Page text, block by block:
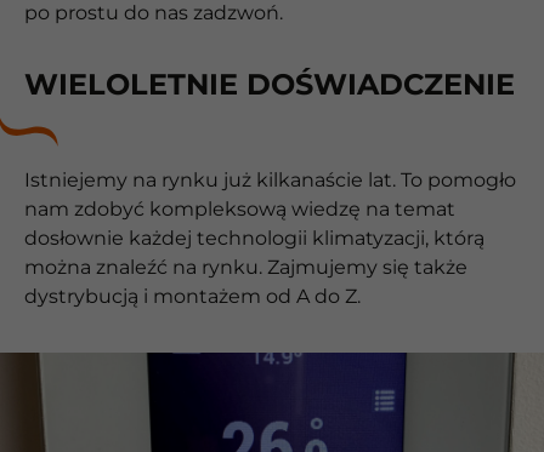
po prostu do nas zadzwoń.
WIELOLETNIE DOŚWIADCZENIE
Istniejemy na rynku już kilkanaście lat. To pomogło
nam zdobyć kompleksową wiedzę na temat
dosłownie każdej technologii klimatyzacji, którą
można znaleźć na rynku. Zajmujemy się także
dystrybucją i montażem od A do Z.